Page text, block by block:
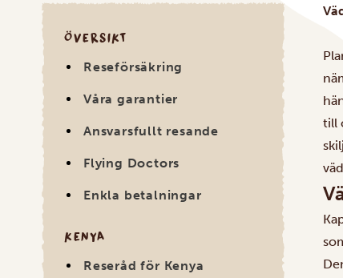
ÖVERSIKT
Reseförsäkring
Våra garantier
Ansvarsfullt resande
Flying Doctors
Enkla betalningar
KENYA
Reseråd för Kenya
till